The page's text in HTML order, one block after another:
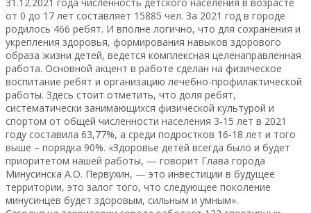
от 0 до 17 лет составляет 15885 чел. За 2021 год в городе
родилось 466 ребят. И вполне логично, что для сохранения и
укрепления здоровья, формирования навыков здорового
образа жизни детей, ведется комплексная целенаправленная
работа. Основной акцент в работе сделан на физическое
воспитание ребят и организацию лечебно-профилактической
работы. Здесь стоит отметить, что доля ребят,
систематически занимающихся физической культурой и
спортом от общей численности населения 3-15 лет в 2021
году составила 63,77%, а среди подростков 16-18 лет и того
выше – порядка 90%. «Здоровье детей всегда было и будет
приоритетом нашей работы, — говорит Глава города
Минусинска А.О. Первухин, — это инвестиции в будущее
территории, это залог того, что следующее поколение
минусинцев будет здоровым, сильным и умным».